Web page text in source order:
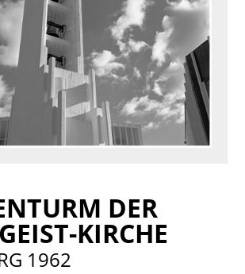
DER
KIRCHE
1962